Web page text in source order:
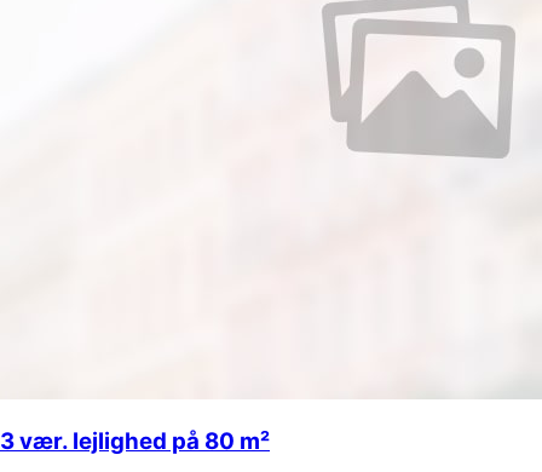
3 vær. lejlighed på 80 m²